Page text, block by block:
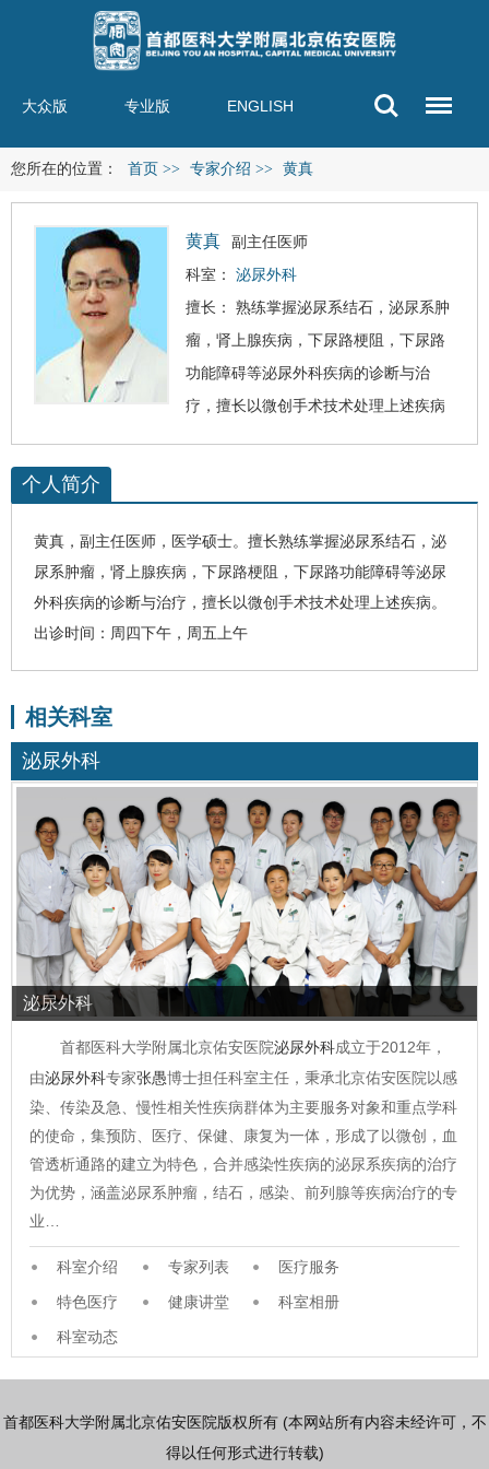
大众版 专业版 ENGLISH
您所在的位置： 首页 >> 专家介绍 >> 黄真
黄真
副主任医师
科室： 泌尿外科
擅长： 熟练掌握泌尿系结石，泌尿系肿
瘤，肾上腺疾病，下尿路梗阻，下尿路
功能障碍等泌尿外科疾病的诊断与治
疗，擅长以微创手术技术处理上述疾病
个人简介
黄真 ， 副主任医师，医学硕士。 擅长熟练掌握泌尿系结石，泌
尿系肿瘤，肾上腺疾病，下尿路梗阻，下尿路功能障碍等泌尿
外科疾病的诊断与治疗，擅长以微创手术技术处理上述疾病。
出诊时间：周四下午，周五上午
相关科室
泌尿外科
泌尿外科
首都医科大学附属北京佑安医院泌尿外科成立于2012年，
由泌尿外科专家张愚博士担任科室主任，秉承北京佑安医院以感
染、传染及急、慢性相关性疾病群体为主要服务对象和重点学科
的使命，集预防、医疗、保健、康复为一体，形成了以微创，血
管透析通路的建立为特色，合并感染性疾病的泌尿系疾病的治疗
为优势，涵盖泌尿系肿瘤，结石，感染、前列腺等疾病治疗的专
业…
科室介绍 专家列表
医疗服务
特色医疗
健康讲堂
科室相册
科室动态
首都医科大学附属北京佑安医院版权所有 (本网站所有内容未经许可，不
得以任何形式进行转载)